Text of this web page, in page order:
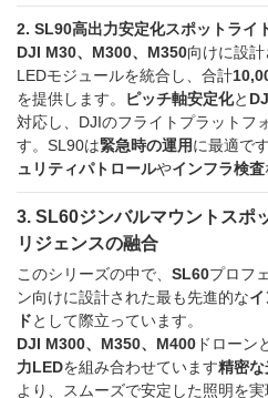
2. SL90高出力安定化スポットライ
DJI M30、M300、M350向けに設
LEDモジュールを統合し、合計
を提供します。
ピッチ軸安定化と
対応し、DJIのフライトプラットフ
す。SL90は緊急時の運用に最適です
ュリティパトロールやインフラ検査
3. SL60ジンバルマウントスポ
リジェンスの融合
このシリーズの中で、 SL60プロフ
ン向けに設計された最も先進的な
ドとして際立っています。
DJI M300、M350、M400 ドローン
力LEDを組み合わせています精密
より、スムーズで安定した照明を実